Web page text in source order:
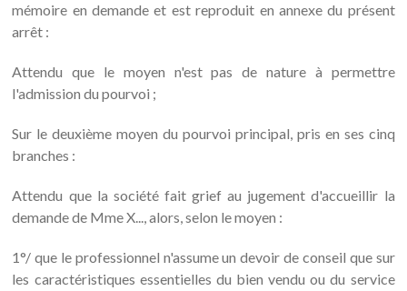
mémoire en demande et est reproduit en annexe du présent
arrêt :
Attendu que le moyen n'est pas de nature à permettre
l'admission du pourvoi ;
Sur le deuxième moyen du pourvoi principal, pris en ses cinq
branches :
Attendu que la société fait grief au jugement d'accueillir la
demande de Mme X..., alors, selon le moyen :
1°/ que le professionnel n'assume un devoir de conseil que sur
les caractéristiques essentielles du bien vendu ou du service